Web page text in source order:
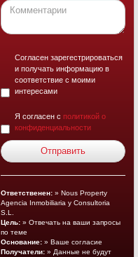
Согласен зарегестрироваться
и получать информацию в
соответствие с моими
интересами
Я согласен с политикой о
конфиденциальности
Ответственен: » Nous Property
Agencia Inmobiliaria y Consultoria
S.L.
Цель: » Отвечать на ваши запросы
по теме
Основание: » Ваше согласие
Получатели: » Данные не будут